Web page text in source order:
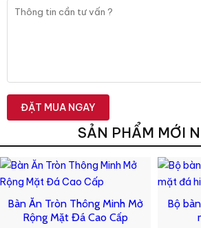
SẢN PHẨM MỚI
Bàn Ăn Tròn Thông Minh Mở
Rộng Mặt Đá Cao Cấp
Bộ